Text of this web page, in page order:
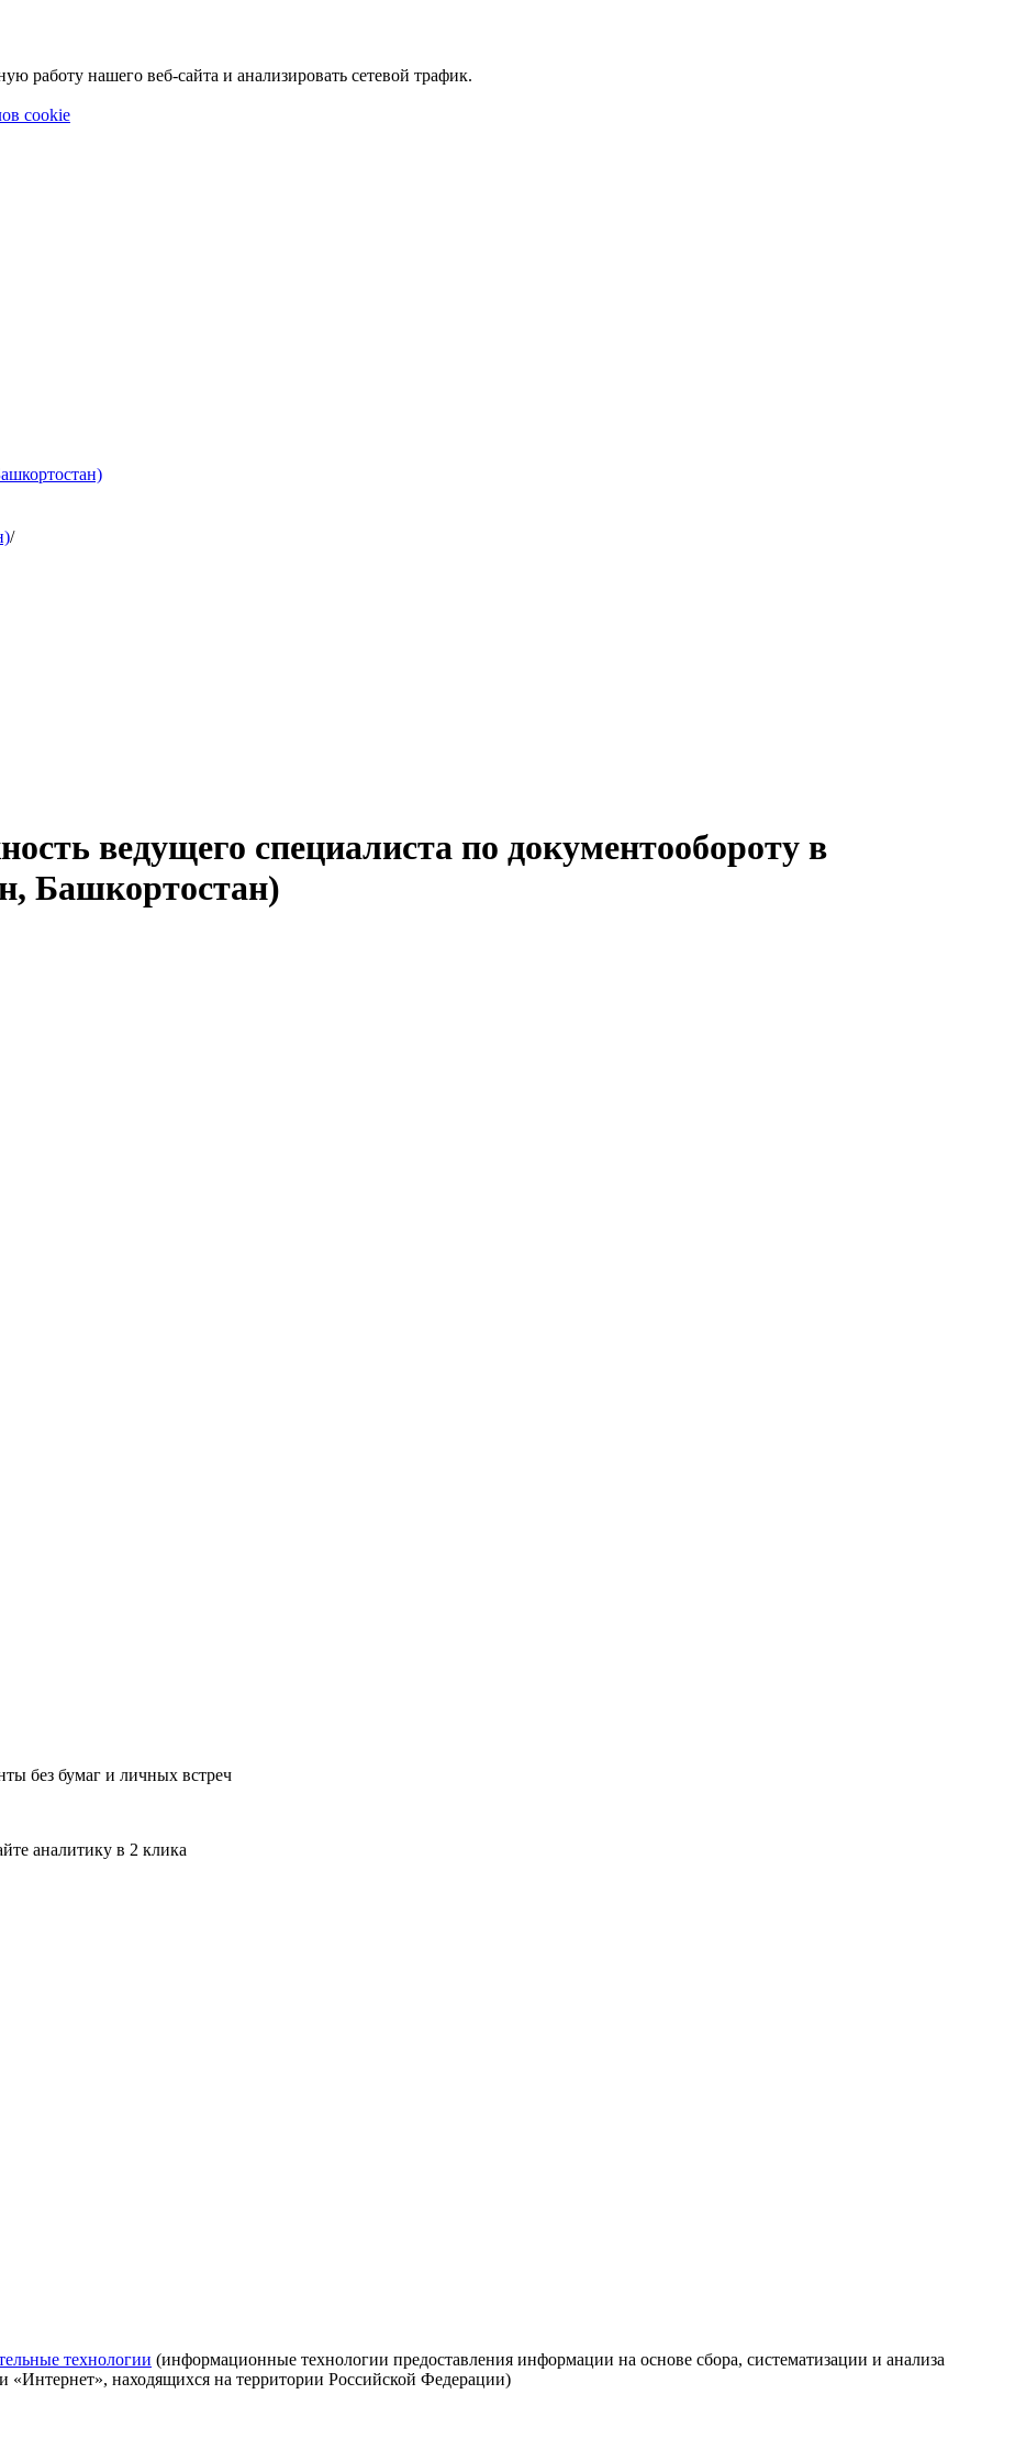
работу нашего веб-сайта и анализировать сетевой трафик.
cookie
/
ведущего специалиста по документообороту в
Башкортостан)
без бумаг и личных встреч
аналитику в 2 клика
технологии (информационные технологии предоставления информации на основе сбора, систематизации и анализа
«Интернет», находящихся на территории Российской Федерации)